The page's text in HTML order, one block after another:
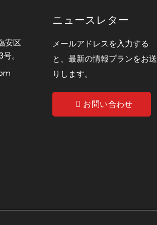
安区
。
ニュースレター
メールアドレスを入力する
と、最新の情報プランをお送
りします。
お問い合わせ